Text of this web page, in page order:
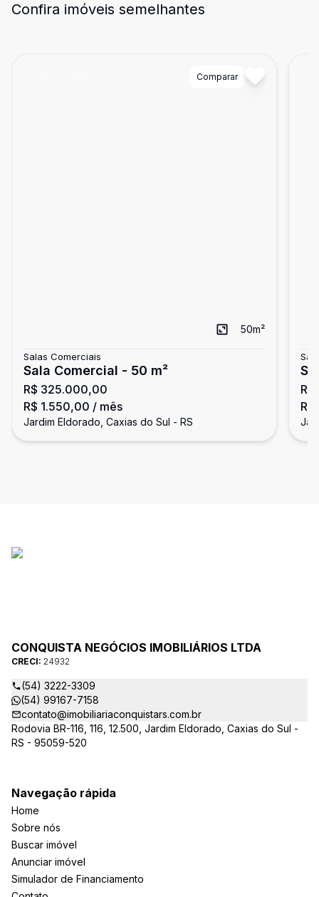
Confira imóveis semelhantes
Comparar
50m²
Salas Comerciais
Sala Comercial - 50 m²
R$ 325.000,00
R$ 1.550,00 / mês
Jardim Eldorado, Caxias do Sul - RS
CONQUISTA NEGÓCIOS IMOBILIÁRIOS LTDA
CRECI: 24932
(54) 3222-3309
(54) 99167-7158
contato@imobiliariaconquistars.com.br
Rodovia BR-116, 116, 12.500, Jardim Eldorado, Caxias do Sul -
RS - 95059-520
Navegação rápida
Home
Sobre nós
Buscar imóvel
Anunciar imóvel
Simulador de Financiamento